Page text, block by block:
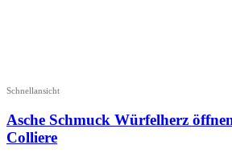
Schnellansicht
Asche Schmuck Würfelherz
Colliere